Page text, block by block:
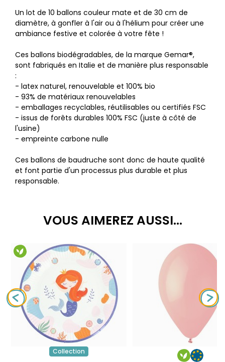
Un lot de 10 ballons couleur mate et de 30 cm de
diamètre, à gonfler à l'air ou à l'hélium pour créer une
ambiance festive et colorée à votre fête !
Ces ballons biodégradables, de la marque Gemar®,
sont fabriqués en Italie et de manière plus responsable
:
- latex naturel, renouvelable et 100% bio
- 93% de matériaux renouvelables
- emballages recyclables, réutilisables ou certifiés FSC
- issus de forêts durables 100% FSC (juste à côté de
l'usine)
- empreinte carbone nulle
Ces ballons de baudruche sont donc de haute qualité
et font partie d'un processus plus durable et plus
responsable.
VOUS AIMEREZ AUSSI...
Collection